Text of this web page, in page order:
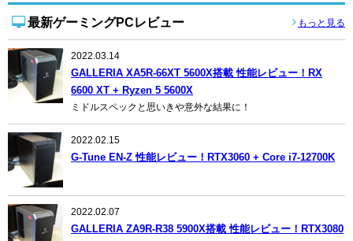
最新ゲーミングPCレビュー もっと見る
2022.03.14
GALLERIA XA5R-66XT 5600X搭載 性能レビュー！RX
6600 XT + Ryzen 5 5600X
ミドルスペックと思いきや意外な結果に！
2022.02.15
G-Tune EN-Z 性能レビュー！RTX3060 + Core i7-12700K
2022.02.07
GALLERIA ZA9R-R38 5900X搭載 性能レビュー！RTX3080